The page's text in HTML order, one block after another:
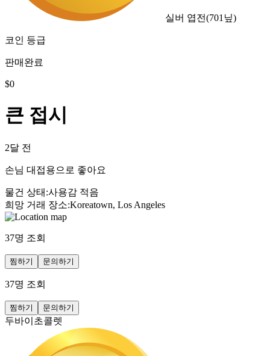
실버 엽전(701 닢)
코인 등급
판매완료
$0
큰 접시
2달 전
손님 대접용으로 좋아요
물건 상태 :사용감 적음
희망 거래 장소:Koreatown, Los Angeles
37명 조회
찜하기 문의하기
37명 조회
찜하기 문의하기
두바이초콜렛